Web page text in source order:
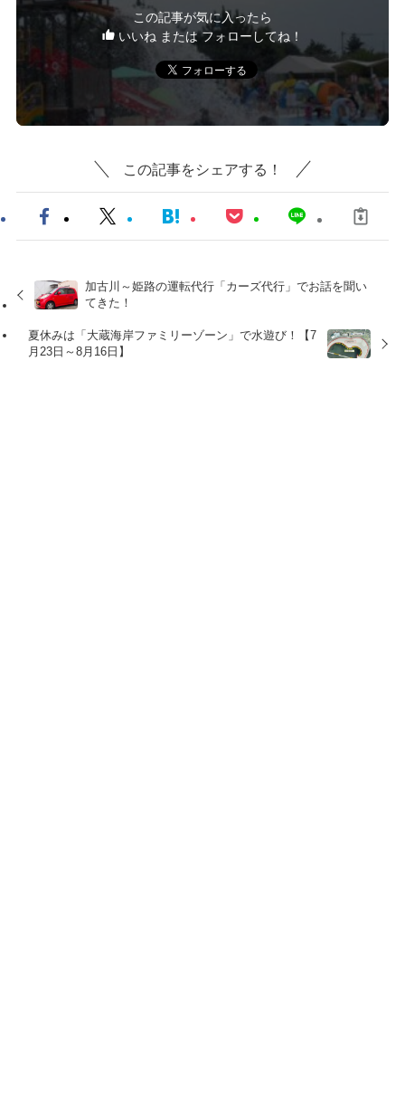
この記事が気に入ったら
いいね または フォローしてね！
この記事をシェアする！
加古川～姫路の運転代行「カーズ代行」でお話を聞い
てきた！
夏休みは「大蔵海岸ファミリーゾーン」で水遊び！【7
月23日～8月16日】